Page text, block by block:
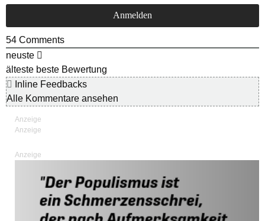
54 Comments
neuste
älteste beste Bewertung
Inline Feedbacks
Alle Kommentare ansehen
Anzeige